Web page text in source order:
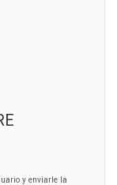
y enviarle la